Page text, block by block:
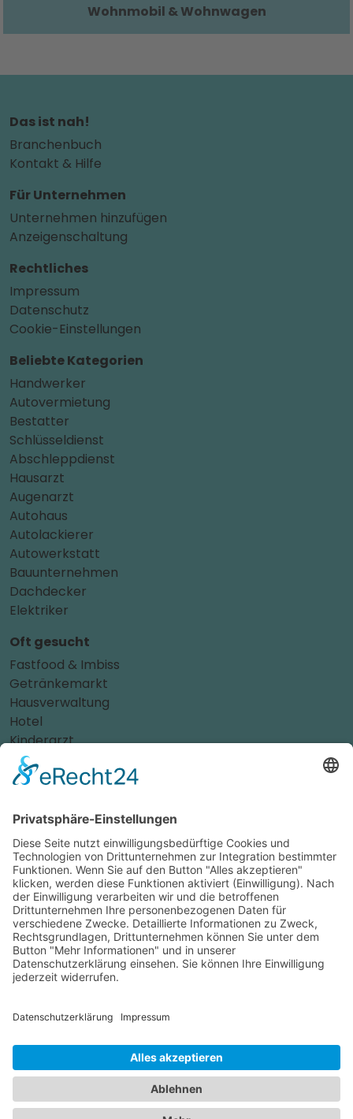
Wohnmobil & Wohnwagen
Das ist nah!
Branchenbuch
Kontakt & Hilfe
Für Unternehmen
Unternehmen hinzufügen
Anzeigenschaltung
Rechtliches
Impressum
Datenschutz
Cookie-Einstellungen
Beliebte Kategorien
Handwerker
Autovermietung
Bestatter
Schlüsseldienst
Abschleppdienst
Hausarzt
Augenarzt
Autohaus
Autolackierer
Autowerkstatt
Bauunternehmen
Dachdecker
Elektriker
Oft gesucht
Fastfood & Imbiss
Getränkemarkt
Hausverwaltung
Hotel
Kinderarzt
Personalvermittler
Weitere Sportvereine
Zahnarzt
Tennis
Tankstelle
Tierbedarf
Parken
Für Ihr Unternehmen
Sichern Sie sich die Vorteile vondas ist nah! Mit uns
erreichen Sie neue Kunden und bleiben Ihren
Bestandskunden in guter Erinnerung.
Schon ab günstigen 29,- € im Monat.
Jetzt informieren